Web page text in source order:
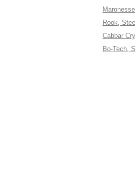
Rook,
Cabbar
Bo-Tech,